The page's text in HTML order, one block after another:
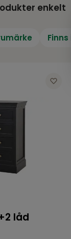
enkelt
Finns
låd